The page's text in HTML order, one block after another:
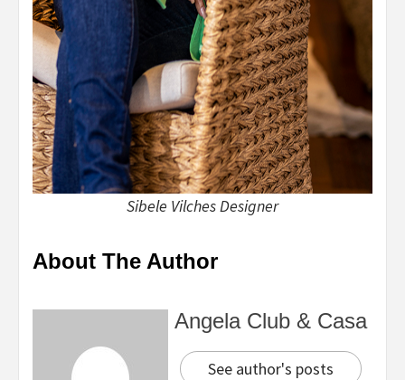
Sibele Vilches Designer
About The Author
Angela Club & Casa
See author's posts